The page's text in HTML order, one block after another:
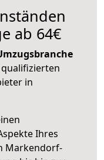
ab 64€
in
Ihres
Markendorf-